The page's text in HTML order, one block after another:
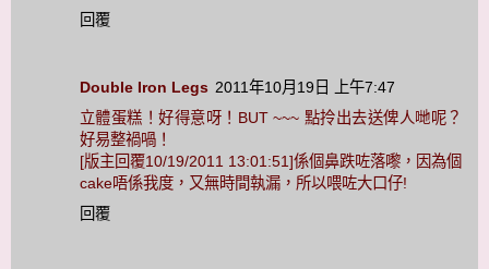
回覆
Double Iron Legs 2011年10月19日 上午7:47
立體蛋糕！好得意呀！BUT ~~~ 點拎出去送俾人哋呢？
好易整禍喎！
[版主回覆10/19/2011 13:01:51]係個鼻跌咗落嚟，因為個
cake唔係我度，又無時間執漏，所以喂咗大口仔!
回覆